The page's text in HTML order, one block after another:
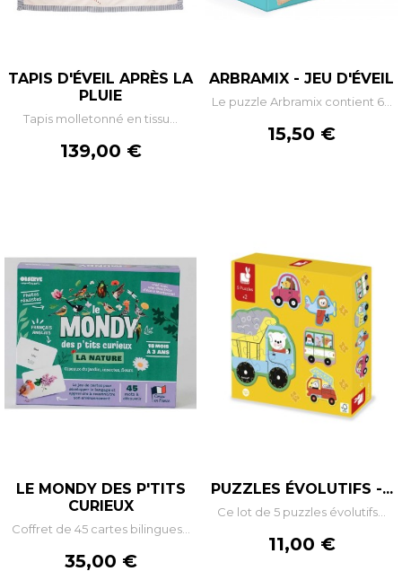
TAPIS D'ÉVEIL APRÈS LA
PLUIE
Tapis molletonné en tissu...
Prix
139,00 €
ARBRAMIX - JEU D'ÉVEIL
Le puzzle Arbramix contient 6...
Prix
15,50 €
LE MONDY DES P'TITS
CURIEUX
Coffret de 45 cartes bilingues...
Prix
35,00 €
PUZZLES ÉVOLUTIFS -...
Ce lot de 5 puzzles évolutifs...
Prix
11,00 €